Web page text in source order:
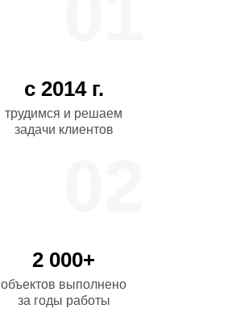
с 2014 г.
трудимся и решаем
задачи клиентов
2 000+
объектов выполнено
за годы работы